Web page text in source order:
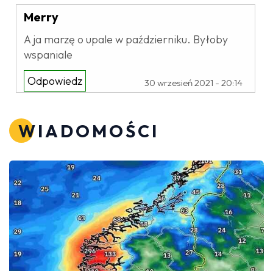
Merry
A ja marzę o upale w październiku. Byłoby
wspaniale
30 wrzesień 2021 - 20:14
Odpowiedz
WIADOMOŚCI